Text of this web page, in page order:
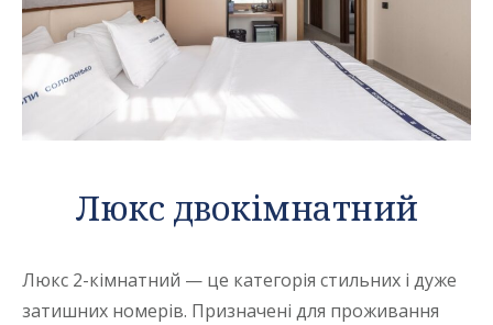
Люкс двокімнатний
Люкс 2-кімнатний — це категорія стильних і дуже
затишних номерів. Призначені для проживання